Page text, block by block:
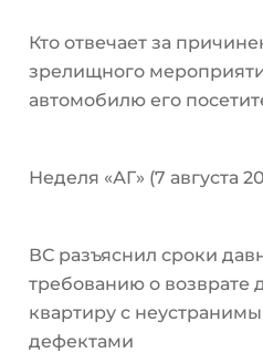
Кто отвечает за
зрелищного
автомобилю его
Неделя «АГ» (7 августа
ВС разъяснил сроки
требованию о возврате
квартиру с
дефектами